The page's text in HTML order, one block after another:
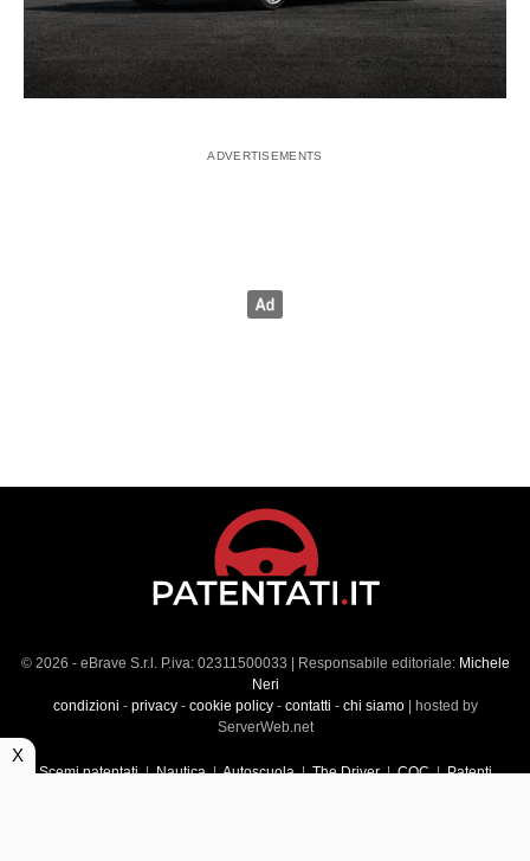
© 2026 - eBrave S.r.l. P.iva: 02311500033 | Responsabile editoriale: Michele
Neri
condizioni - privacy- cookie policy- contatti - chi siamo| hosted by
ServerWeb.net
Scemi patentati|Nautica|Autoscuola|The Driver|CQC|Patenti
X